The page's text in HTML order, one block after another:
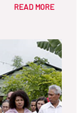
READ MORE